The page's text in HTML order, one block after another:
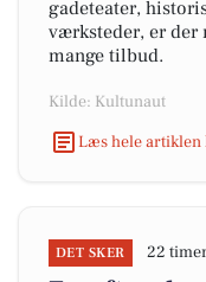
gadeteater,
værksteder, er der
mange tilbud.
Kilde: Kultunaut
Læs hele artiklen
DET SKER 22